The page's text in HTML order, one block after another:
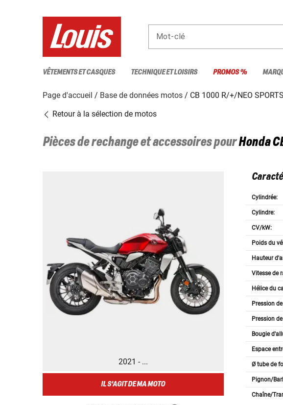
Mot-clé
VÊTEMENTS ET CASQUES TECHNIQUE ET LOISIRS PROMOS %
Page d'accueil Base de données motos
CB 1000 R/+/NEO
Retour à la sélection de motos
Pièces de rechange et accessoires pourHonda
2021 - ...
IL S'AGIT DE MA MOTO
Cylindrée:
Cylindre:
CV/kW:
Poids du
Hauteur
Vitesse de
Hélice du
Pression
Pression
Bougie
Espace
Ø tube de
Pignon/
Chaîne/